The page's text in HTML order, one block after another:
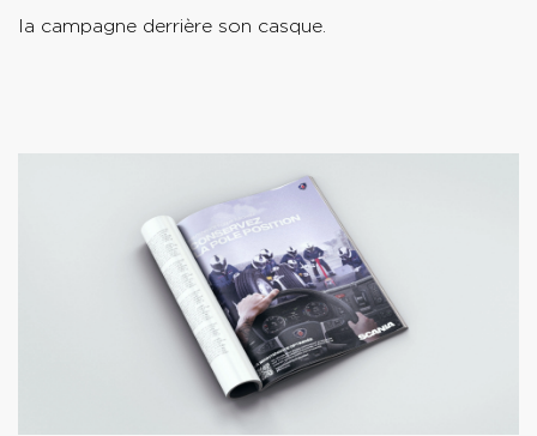
la campagne derrière son casque.